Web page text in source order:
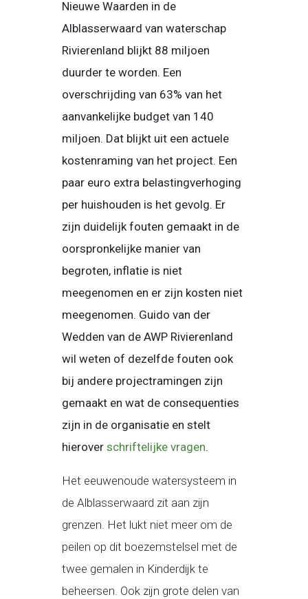
Nieuwe Waarden in de
Alblasserwaard van waterschap
Rivierenland blijkt 88 miljoen
duurder te worden. Een
overschrijding van 63% van het
aanvankelijke budget van 140
miljoen. Dat blijkt uit een actuele
kostenraming van het project. Een
paar euro extra belastingverhoging
per huishouden is het gevolg. Er
zijn duidelijk fouten gemaakt in de
oorspronkelijke manier van
begroten, inflatie is niet
meegenomen en er zijn kosten niet
meegenomen. Guido van der
Wedden van de AWP Rivierenland
wil weten of dezelfde fouten ook
bij andere projectramingen zijn
gemaakt en wat de consequenties
zijn in de organisatie en stelt
hierover schriftelijke vragen.
Het eeuwenoude watersysteem in
de Alblasserwaard zit aan zijn
grenzen. Het lukt niet meer om de
peilen op dit boezemstelsel met de
twee gemalen in Kinderdijk te
beheersen. Ook zijn grote delen van